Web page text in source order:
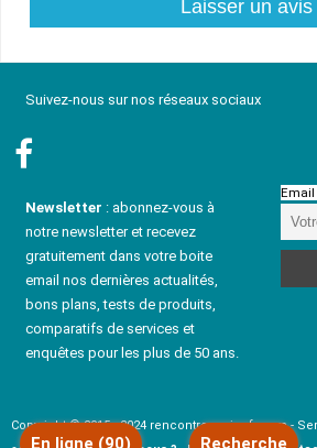
Suivez-nous sur nos réseaux sociaux
Newsletter : abonnez-vous à
notre newsletter et recevez
gratuitement dans votre boite
email nos dernières actualités,
bons plans, tests de produits,
comparatifs de services et
enquêtes pour les plus de 50 ans.
Email
Copyright © 2015 - 2024 rencontresenior-fr.com -
En ligne (90) Recherche